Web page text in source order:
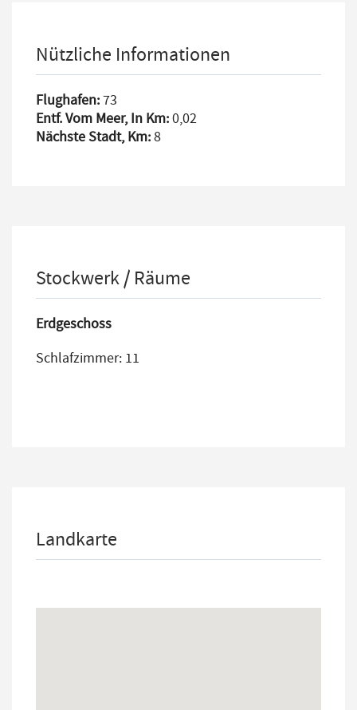
Nützliche Informationen
Flughafen:73
Entf. Vom Meer, In Km:0,02
Nächste Stadt, Km:8
Stockwerk / Räume
Erdgeschoss
Schlafzimmer: 11
Landkarte